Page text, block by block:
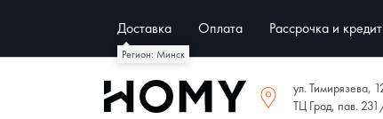
Регион: Минск
Доставка Оплата Рассрочка и кредит
ул. Тимирязева,
ТЦ Град, пав.